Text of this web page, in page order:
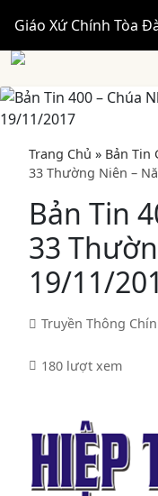
Giáo Xứ Chính Tòa
Trang Chủ » Bản Tin
33 Thường Niên –
Bản Tin
33
19/11/
Truyền Thông
180 lượt xem